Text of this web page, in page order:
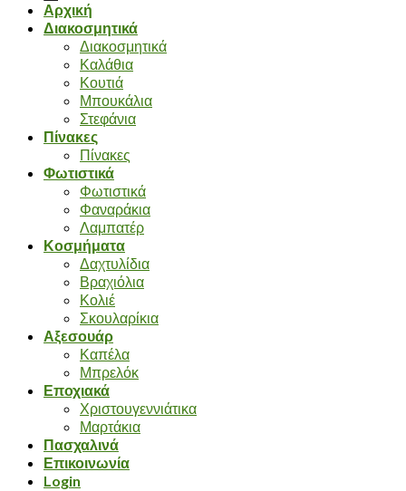
Αρχική
Διακοσμητικά
Διακοσμητικά
Καλάθια
Κουτιά
Μπουκάλια
Στεφάνια
Πίνακες
Πίνακες
Φωτιστικά
Φωτιστικά
Φαναράκια
Λαμπατέρ
Κοσμήματα
Δαχτυλίδια
Βραχιόλια
Κολιέ
Σκουλαρίκια
Αξεσουάρ
Καπέλα
Μπρελόκ
Εποχιακά
Χριστουγεννιάτικα
Μαρτάκια
Πασχαλινά
Επικοινωνία
Login